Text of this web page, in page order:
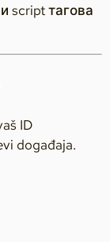
script тагова
ID
događaja.